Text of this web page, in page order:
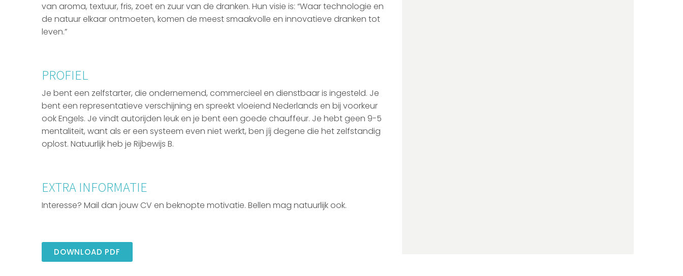
van aroma, textuur, fris, zoet en zuur van de dranken. Hun visie is: “Waar technologie en
de natuur elkaar ontmoeten, komen de meest smaakvolle en innovatieve dranken tot
leven.”
PROFIEL
Je bent een zelfstarter, die ondernemend, commercieel en dienstbaar is ingesteld. Je
bent een representatieve verschijning en spreekt vloeiend Nederlands en bij voorkeur
ook Engels. Je vindt autorijden leuk en je bent een goede chauffeur. Je hebt geen 9-5
mentaliteit, want als er een systeem even niet werkt, ben jíj degene die het zelfstandig
oplost. Natuurlijk heb je Rijbewijs B.
EXTRA INFORMATIE
Interesse? Mail dan jouw CV en beknopte motivatie. Bellen mag natuurlijk ook.
DOWNLOAD PDF